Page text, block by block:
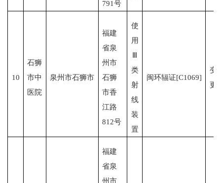
791号
10
石狮
市中
医院
泉州市石狮市
福建
省泉
州市
石狮
市香
江路
812号
使
用
Ⅲ
类
射
线
装
置
闽环辐证[C1069]
变
更
福建
省泉
州市